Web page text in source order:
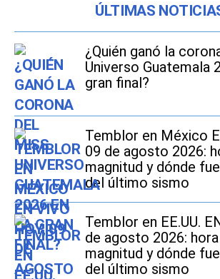
ÚLTIMAS
¿Quién ganó la
Universo Guatemala
gran final?
Temblor en México
09 de agosto 2026:
magnitud y dónde
del último sismo
Temblor en EE.UU.
de agosto 2026:
magnitud y dónde
del último sismo